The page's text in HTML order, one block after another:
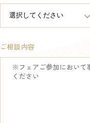
ご相談内容